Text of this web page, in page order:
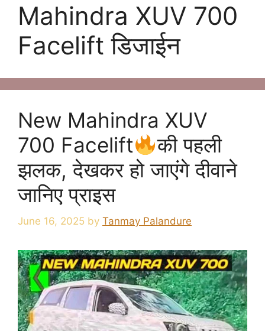
Mahindra XUV 700
Facelift डिजाईन
New Mahindra XUV
700 Facelift
की पहली
झलक, देखकर हो जाएंगे दीवाने
जानिए प्राइस
June 16, 2025 by Tanmay Palandure